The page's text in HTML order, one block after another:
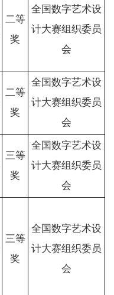
二等
奖
全国数字艺术设
计大赛组织委员
会
二等
奖
全国数字艺术设
计大赛组织委员
会
三等
奖
全国数字艺术设
计大赛组织委员
会
三等
奖
全国数字艺术设
计大赛组织委员
会